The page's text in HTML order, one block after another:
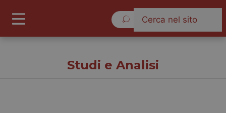
Studi e Analisi